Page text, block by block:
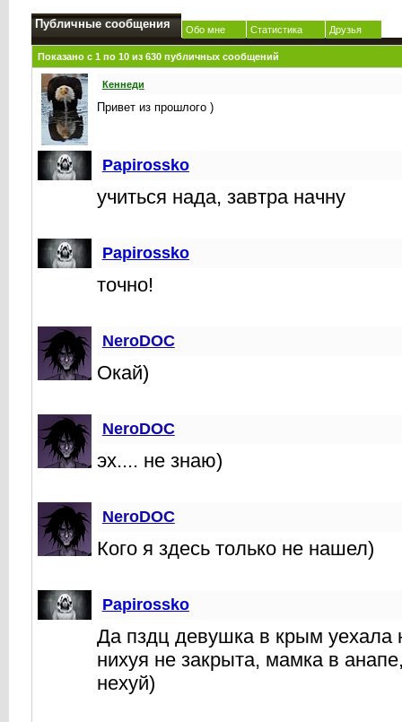
Публичные сообщения Обо мне Статистика Друзья
Показано с 1 по 10из 630публичных сообщений
Кеннеди
Привет из прошлого )
Papirossko
учиться нада, завтра начну
Papirossko
точно!
NeroDOC
Окай)
NeroDOC
эх.... не знаю)
NeroDOC
Кого я здесь только не нашел)
Papirossko
Да пздц девушка в крым уехала
нихуя не закрыта, мамка в
нехуй)